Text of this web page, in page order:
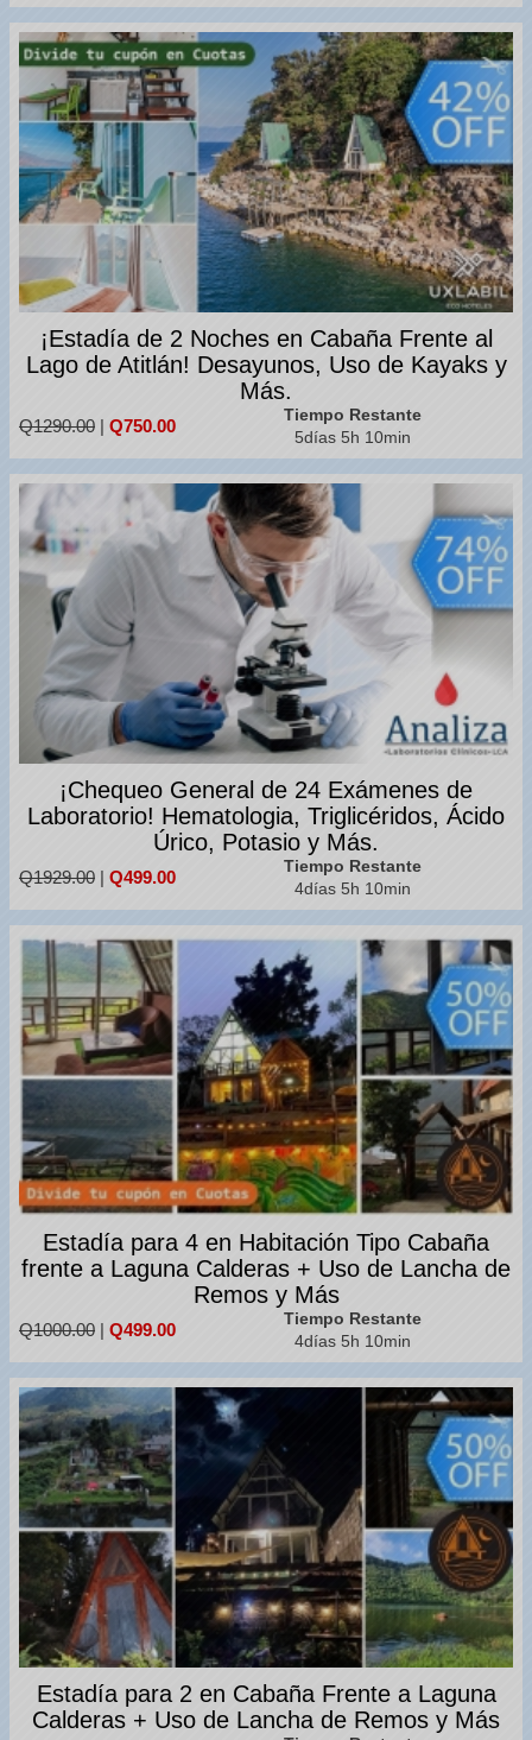
¡Estadía de 2 Noches en Cabaña Frente al
Lago de Atitlán! Desayunos, Uso de Kayaks y
Más.
Q1290.00 | Q750.00
Tiempo Restante
5días 5h 10min
¡Chequeo General de 24 Exámenes de
Laboratorio! Hematologia, Triglicéridos, Ácido
Úrico, Potasio y Más.
Q1929.00 | Q499.00
Tiempo Restante
4días 5h 10min
Estadía para 4 en Habitación Tipo Cabaña
frente a Laguna Calderas + Uso de Lancha de
Remos y Más
Q1000.00 | Q499.00
Tiempo Restante
4días 5h 10min
Estadía para 2 en Cabaña Frente a Laguna
Calderas + Uso de Lancha de Remos y Más